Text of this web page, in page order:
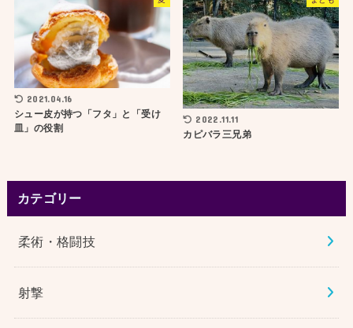
2021.04.16
シュー皮が持つ「フタ」と「受け
皿」の役割
2022.11.11
カピバラ三兄弟
カテゴリー
柔術・格闘技
射撃